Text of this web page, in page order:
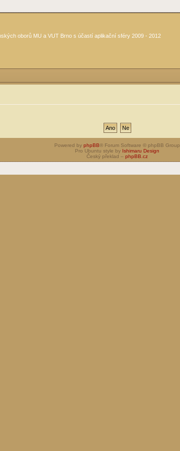
oborů MU a VUT Brno s účastí aplikační sféry 2009 - 2012
Powered by phpBB® Forum Software © phpBB Group
Pro Ubuntu style by Ishimaru Design
Český překlad – phpBB.cz